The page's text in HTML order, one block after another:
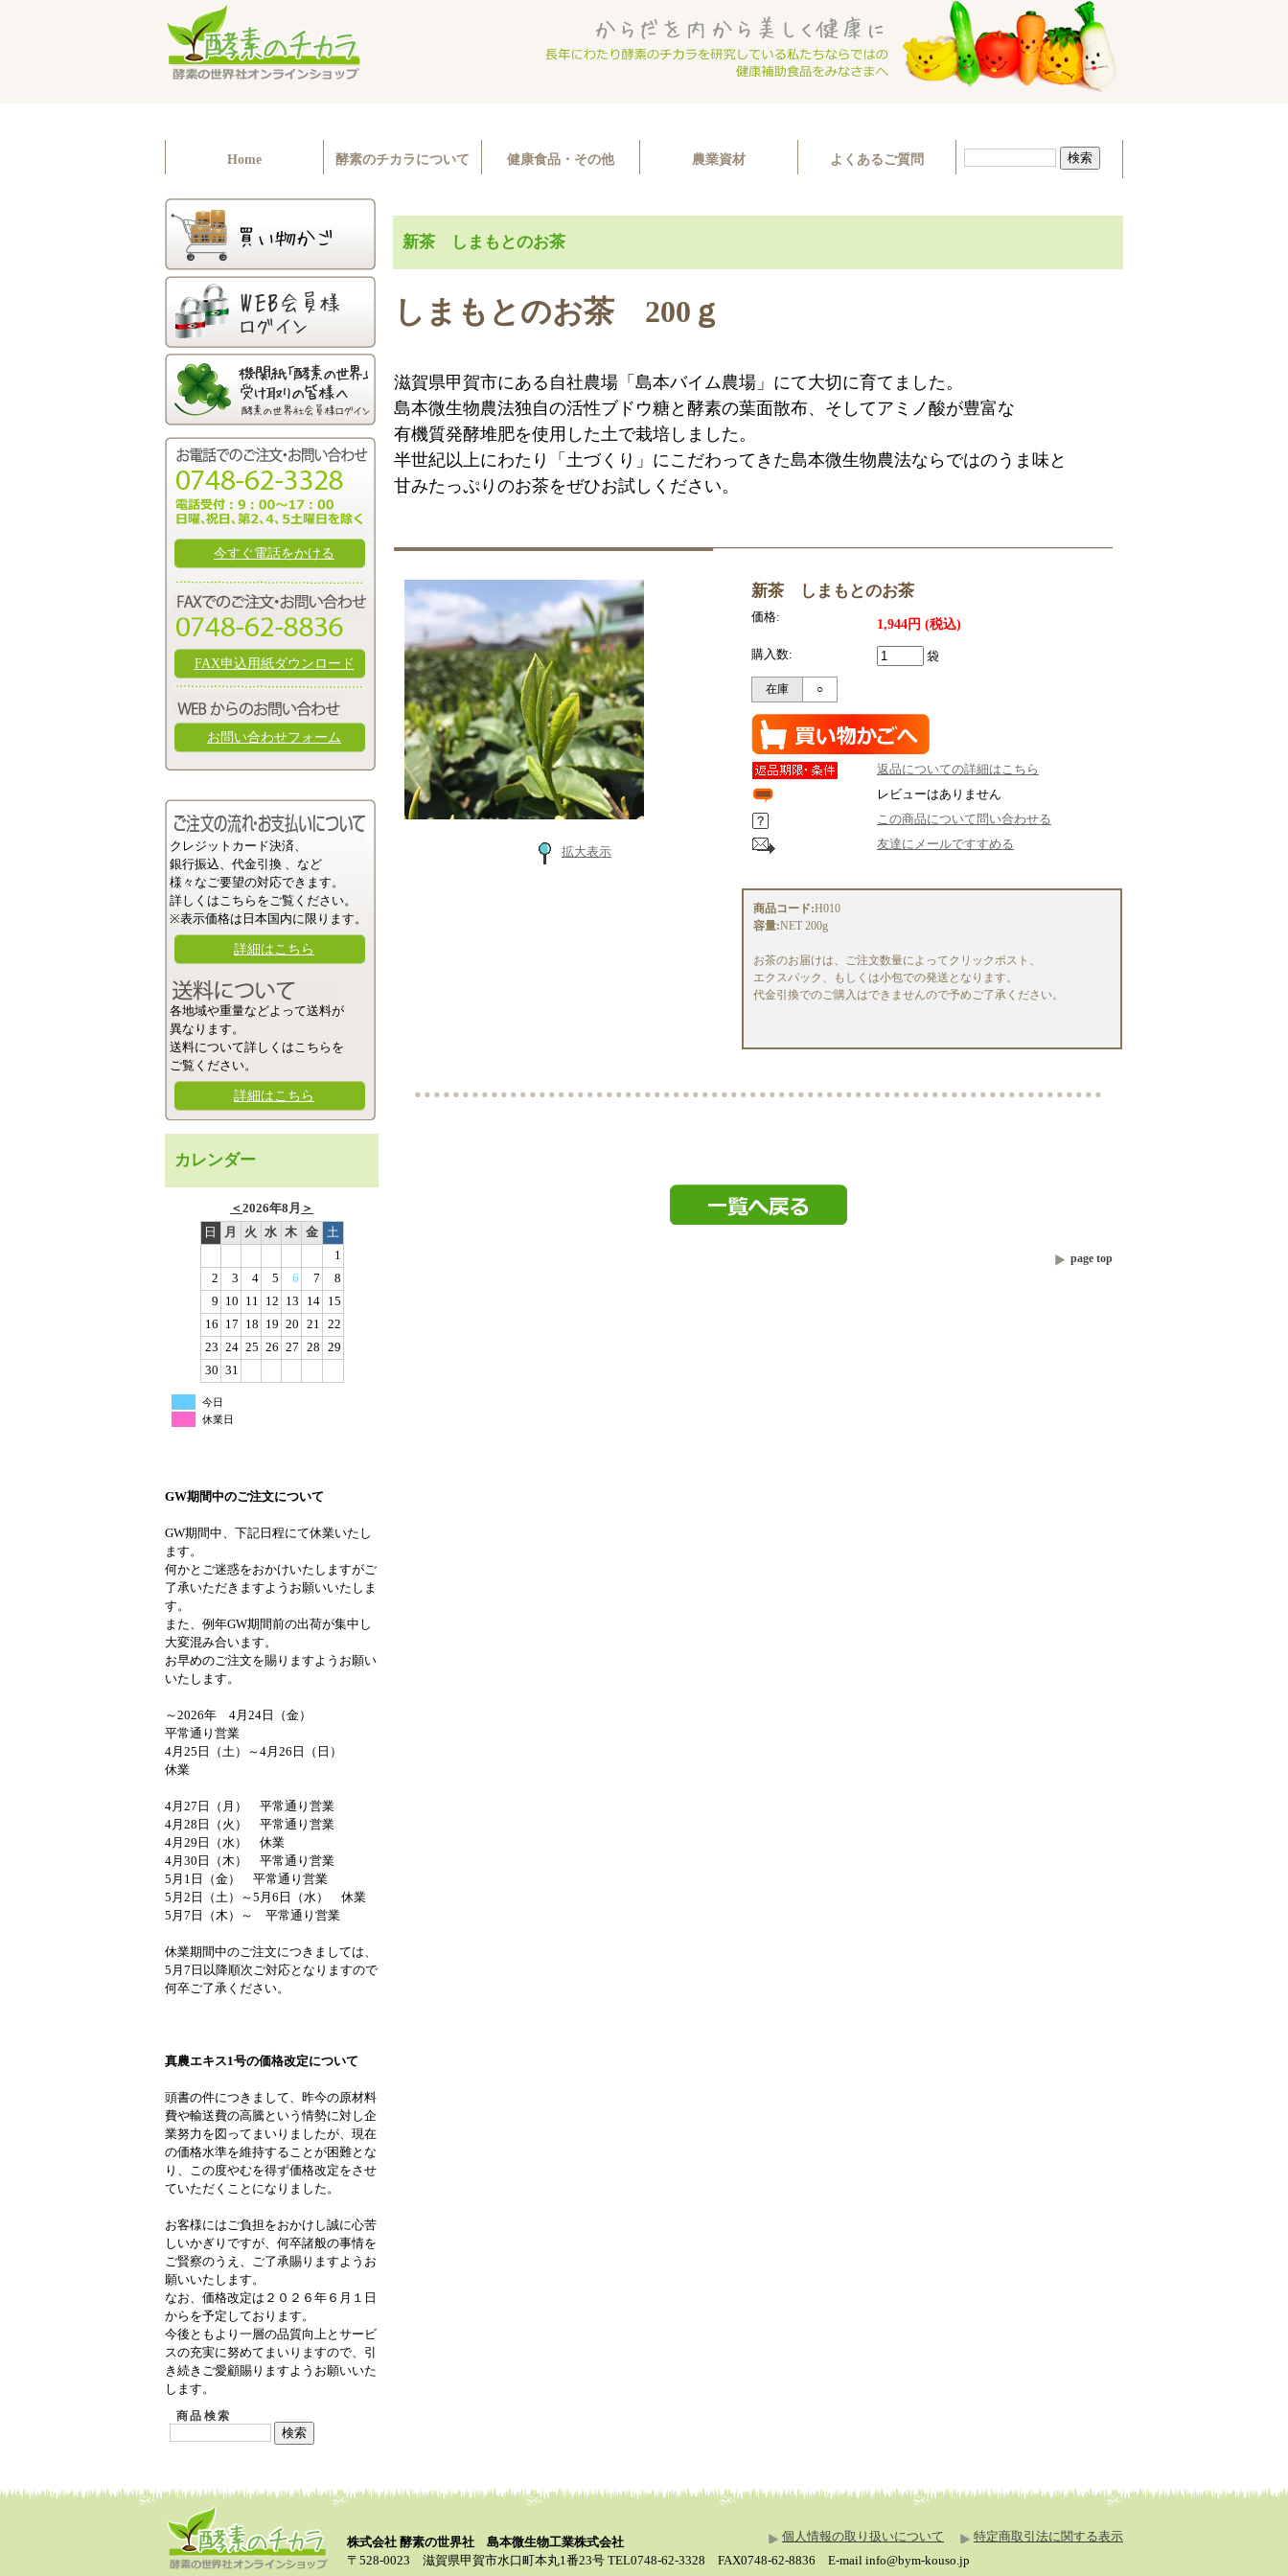
Home 酵素のチカラについて 健康食品・その他 農業資材 よくあるご質問
今すぐ電話をかける
FAX申込用紙ダウンロード
お問い合わせフォーム
クレジットカード決済、
銀行振込、代金引換 、など
様々なご要望の対応できます。
詳しくはこちらをご覧ください。
※表示価格は日本国内に限ります。
詳細はこちら
各地域や重量などよって送料が
異なります。
送料について詳しくはこちらを
ご覧ください。
詳細はこちら
カレンダー
＜2026年8月 ＞
日
月 火 水 木 金
土
1
2
3 4 5 6 7
8
9
10 11 12 13 14
15
16
17 18 19 20 21
22
23 24 25 26 27 28
29
30 31
今日
休業日
GW期間中のご注文について
GW期間中、下記日程にて休業いたし
ます。
何かとご迷惑をおかけいたしますがご
了承いただきますようお願いいたしま
す。
また、例年GW期間前の出荷が集中し
大変混み合います。
お早めのご注文を賜りますようお願い
いたします。
～2026年 4月24日（金）
平常通り営業
4月25日（土）～4月26日（日）
休業
4月27日（月） 平常通り営業
4月28日（火） 平常通り営業
4月29日（水） 休業
4月30日（木） 平常通り営業
5月1日（金） 平常通り営業
5月2日（土）～5月6日（水） 休業
5月7日（木）～ 平常通り営業
休業期間中のご注文につきましては、
5月7日以降順次ご対応となりますので
何卒ご了承ください。
真農エキス1号の価格改定について
頭書の件につきまして、昨今の原材料
費や輸送費の高騰という情勢に対し企
業努力を図ってまいりましたが、現在
の価格水準を維持することが困難とな
り、この度やむを得ず価格改定をさせ
ていただくことになりました。
お客様にはご負担をおかけし誠に心苦
しいかぎりですが、何卒諸般の事情を
ご賢察のうえ、ご了承賜りますようお
願いいたします。
なお、価格改定は２０２６年６月１日
からを予定しております。
今後ともより一層の品質向上とサービ
スの充実に努めてまいりますので、引
き続きご愛顧賜りますようお願いいた
します。
商品検索
新茶 しまもとのお茶
しまもとのお茶 200ｇ
滋賀県甲賀市にある自社農場「島本バイム農場」にて大切に育てました。
島本微生物農法独自の活性ブドウ糖と酵素の葉面散布、そしてアミノ酸が豊富な
有機質発酵堆肥を使用した土で栽培しました。
半世紀以上にわたり「土づくり」にこだわってきた島本微生物農法ならではのうま味と
甘みたっぷりのお茶をぜひお試しください。
拡大表示
新茶 しまもとのお茶
価格: 1,944円 (税込)
購入数: 袋
在庫 ○
返品についての詳細はこちら
レビューはありません
この商品について問い合わせる
友達にメールですすめる
商品コード:H010
容量:NET 200g
お茶のお届けは、ご注文数量によってクリックポスト、
エクスパック、もしくは小包での発送となります。
代金引換でのご購入はできませんので予めご了承ください。
page top
個人情報の取り扱いについて 特定商取引法に関する表示
株式会社 酵素の世界社 島本微生物工業株式会社
〒528-0023 滋賀県甲賀市水口町本丸1番23号 TEL0748-62-3328 FAX0748-62-8836 E-mail info@bym-kouso.jp